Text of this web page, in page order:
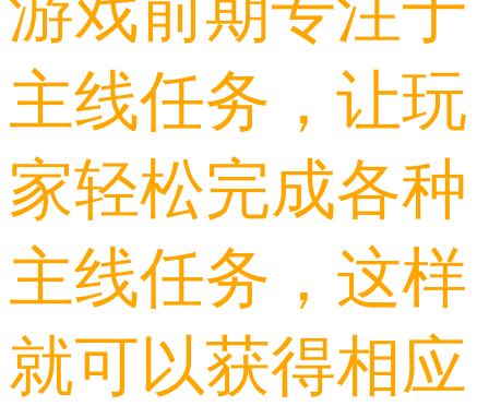
主线任务，让玩
家轻松完成各种
主线任务，这样
就可以获得相应